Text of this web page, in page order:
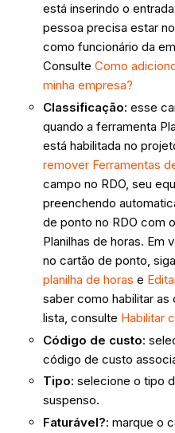
está inserindo o
pessoa precisa estar
como funcionário da
Consulte Como
minha empresa?
Classificação: esse
quando a ferramenta
está habilitada no
remover Ferramentas
campo no RDO, seu
preenchendo
de ponto no RDO com
Planilhas de horas. Em
no cartão de ponto,
planilha de horas e
saber como habilitar
lista, consulte Habilitar
Código de custo:
código de custo
Tipo: selecione o tipo
suspenso.
Faturável?: marque o